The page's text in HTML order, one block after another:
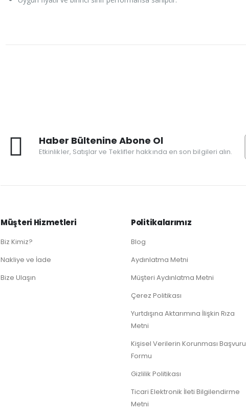
Haber Bültenine Abone Ol
Etkinlikler, Satışlar ve Teklifler hakkında en son bilgileri alın.
Müşteri Hizmetleri
Biz Kimiz?
Nakliye ve İade
Bize Ulaşın
Politikalarımız
Blog
Aydınlatma Metni
Müşteri Aydınlatma Metni
Çerez Politikası
Yurtdışına Aktarımına İlişkin Rıza
Metni
Kişisel Verilerin Korunması Başvuru
Formu
Gizlilik Politikası
Ticari Elektronik İleti Bilgilendirme
Metni